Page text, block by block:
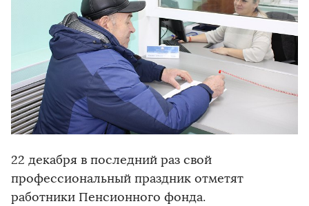
22 декабря в последний раз свой
профессиональный праздник отметят
работники Пенсионного фонда.